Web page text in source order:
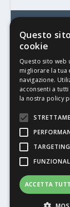
© Stratego
racconta le
aziende di
riferimento per
propria
Lavoro, la
Partita IVA
Contatti–
Questo
cookie
Questo sito web
migliorare la tua
navigazione.
acconsenti a
la nostra policy
TARGETING
ACCETTA